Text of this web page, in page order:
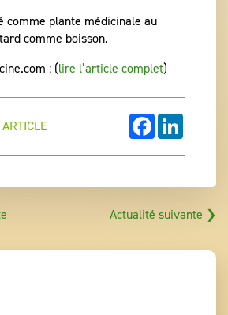
comme plante médicinale au
comme boisson.
: (lire l’article complet)
FACEBOOK
Actualité suivante ❯